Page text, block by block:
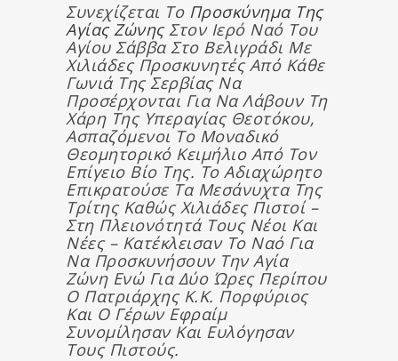
Συνεχίζεται Το Προσκύνημα Της
Αγίας ΖώνηςΣτον Ιερό Ναό Του
Αγίου Σάββα Στο Βελιγράδι Με
Χιλιάδες Προσκυνητές Από Κάθε
Γωνιά Της Σερβίας Να
Προσέρχονται Για Να Λάβουν Τη
Χάρη Της Υπεραγίας Θεοτόκου,
Ασπαζόμενοι Το Μοναδικό
Θεομητορικό Κειμήλιο Από Τον
Επίγειο Βίο Της. Το Αδιαχώρητο
Επικρατούσε Τα Μεσάνυχτα Της
Τρίτης Καθώς Χιλιάδες Πιστοί –
Στη Πλειονότητά Τους Νέοι Και
Νέες – Κατέκλεισαν Το Ναό Για
Να Προσκυνήσουν Την Αγία
Ζώνη Ενώ Για Δύο Ώρες Περίπου
Ο Πατριάρχης Κ.κ. Πορφύριος
Και Ο Γέρων Εφραίμ
Συνομίλησαν Και Ευλόγησαν
Τους Πιστούς.